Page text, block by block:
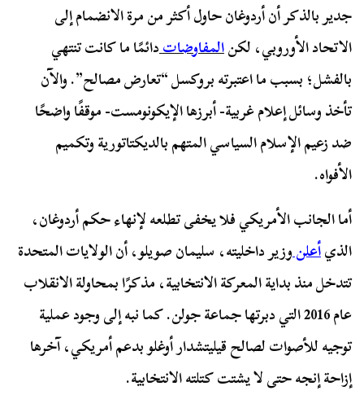
جدير بالذكر أن أردوغان حاول أكثر من مرة الانضمام إلى
الاتحاد الأوروبي، لكنالمفاوضاتدائمًا ما كانت تنتهي
بالفشل؛ بسبب ما اعتبرته بروكسل “تعارض مصالح”. والآن
تأخذ وسائل إعلام غربية- أبرزها الإيكونومست- موقفًا واضحًا
ضد زعيم الإسلام السياسي المتهم بالديكتاتورية وتكميم
الأفواه.
أما الجانب الأمريكي فلا يخفى تطلعه لإنهاء حكم أردوغان،
الذيأعلنوزير داخليته، سليمان صويلو، أن الولايات المتحدة
تتدخل منذ بداية المعركة الانتخابية، مذكرًا بمحاولة الانقلاب
عام 2016 التي دبرتها جماعة جولن. كما نبه إلى وجود عملية
توجيه للأصوات لصالح قيليتشدار أوغلو بدعم أمريكي، آخرها
إزاحة إنجه حتى لا يشتت كتلته الانتخابية.